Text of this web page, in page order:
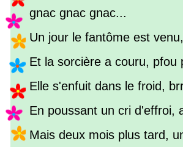
gnac gnac gnac...
Un jour le fantôme est
Et la sorcière a couru, pfou
Elle s'enfuit dans le froid,
En poussant un cri d'effroi,
Mais deux mois plus tard,